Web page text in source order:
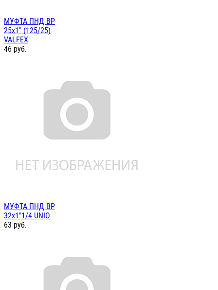
МУФТА ПНД ВР
25х1" (125/25)
VALFEX
46 руб.
МУФТА ПНД ВР
32х1"1/4 UNIO
63 руб.